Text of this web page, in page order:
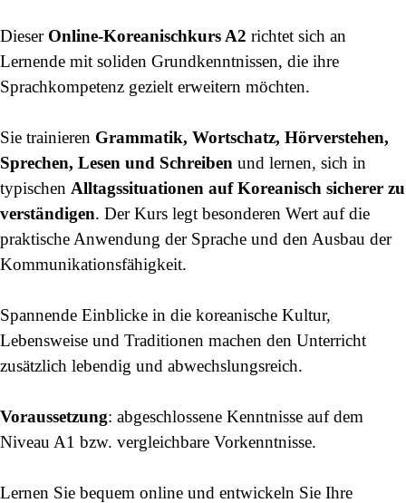
Dieser Online-Koreanischkurs A2 richtet sich an
Lernende mit soliden Grundkenntnissen, die ihre
Sprachkompetenz gezielt erweitern möchten.
Sie trainieren Grammatik, Wortschatz, Hörverstehen,
Sprechen, Lesen und Schreiben und lernen, sich in
typischen Alltagssituationen auf Koreanisch sicherer zu
verständigen. Der Kurs legt besonderen Wert auf die
praktische Anwendung der Sprache und den Ausbau der
Kommunikationsfähigkeit.
Spannende Einblicke in die koreanische Kultur,
Lebensweise und Traditionen machen den Unterricht
zusätzlich lebendig und abwechslungsreich.
Voraussetzung: abgeschlossene Kenntnisse auf dem
Niveau A1 bzw. vergleichbare Vorkenntnisse.
Lernen Sie bequem online und entwickeln Sie Ihre